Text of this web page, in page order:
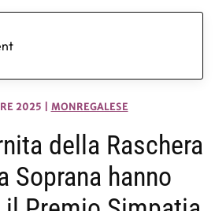
2025 MONREGALESE
della Raschera
Soprana hanno